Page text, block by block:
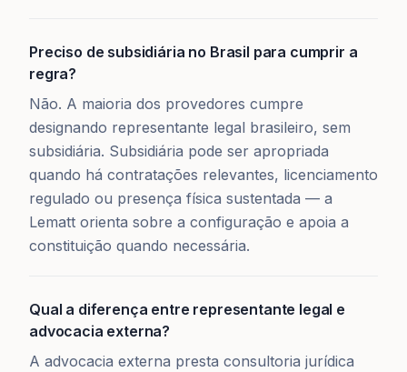
Preciso de subsidiária no Brasil para cumprir a
regra?
Não. A maioria dos provedores cumpre
designando representante legal brasileiro, sem
subsidiária. Subsidiária pode ser apropriada
quando há contratações relevantes, licenciamento
regulado ou presença física sustentada — a
Lematt orienta sobre a configuração e apoia a
constituição quando necessária.
Qual a diferença entre representante legal e
advocacia externa?
A advocacia externa presta consultoria jurídica